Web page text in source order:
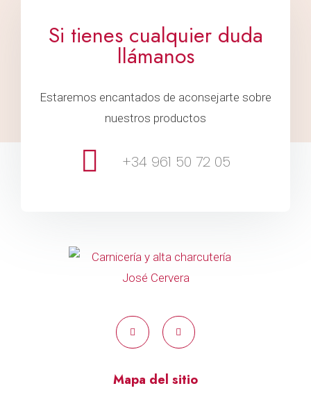
Si tienes cualquier duda
llámanos
Estaremos encantados de aconsejarte sobre
nuestros productos
+34 961 50 72 05
Mapa del sitio